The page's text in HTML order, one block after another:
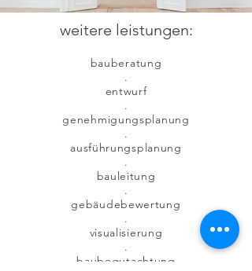
weitere leistungen:
bauberatung
.
entwurf
.
genehmigungsplanung
.
ausführungsplanung
.
bauleitung
.
gebäudebewertung
.
visualisierung
.
baubegutachtung